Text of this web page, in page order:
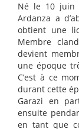
Né le 10 juin
Ardanza a
obtient une
Membre
devient
une époque
C’est à ce
durant cette
Garazi en
ensuite
en tant que